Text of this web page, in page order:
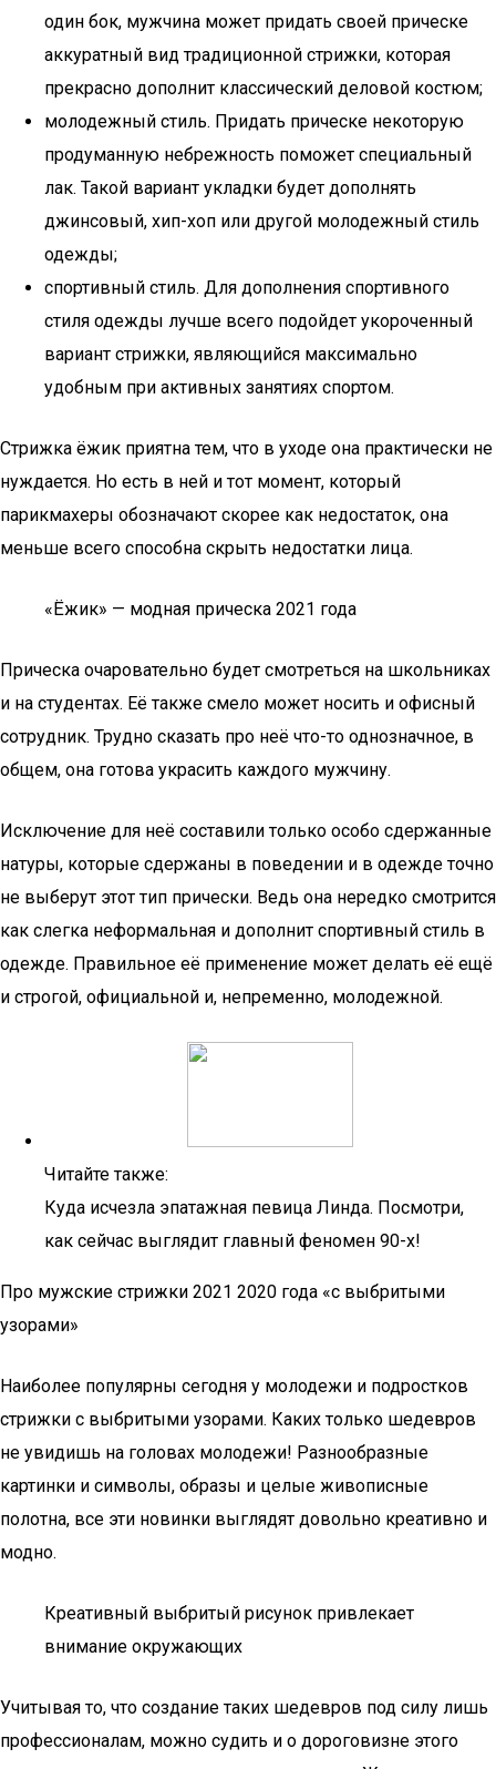
один бок, мужчина может придать своей прическе
аккуратный вид традиционной стрижки, которая
прекрасно дополнит классический деловой костюм;
молодежный стиль. Придать прическе некоторую
продуманную небрежность поможет специальный
лак. Такой вариант укладки будет дополнять
джинсовый, хип-хоп или другой молодежный стиль
одежды;
спортивный стиль. Для дополнения спортивного
стиля одежды лучше всего подойдет укороченный
вариант стрижки, являющийся максимально
удобным при активных занятиях спортом.
Стрижка ёжик приятна тем, что в уходе она практически не
нуждается. Но есть в ней и тот момент, который
парикмахеры обозначают скорее как недостаток, она
меньше всего способна скрыть недостатки лица.
«Ёжик» — модная прическа 2021 года
Прическа очаровательно будет смотреться на школьниках
и на студентах. Её также смело может носить и офисный
сотрудник. Трудно сказать про неё что-то однозначное, в
общем, она готова украсить каждого мужчину.
Исключение для неё составили только особо сдержанные
натуры, которые сдержаны в поведении и в одежде точно
не выберут этот тип прически. Ведь она нередко смотрится
как слегка неформальная и дополнит спортивный стиль в
одежде. Правильное её применение может делать её ещё
и строгой, официальной и, непременно, молодежной.
Читайте также:
Куда исчезла эпатажная певица Линда. Посмотри,
как сейчас выглядит главный феномен 90-х!
Про мужские стрижки 2021 2020 года «с выбритыми
узорами»
Наиболее популярны сегодня у молодежи и подростков
стрижки с выбритыми узорами. Каких только шедевров
не увидишь на головах молодежи! Разнообразные
картинки и символы, образы и целые живописные
полотна, все эти новинки выглядят довольно креативно и
модно.
Креативный выбритый рисунок привлекает
внимание окружающих
Учитывая то, что создание таких шедевров под силу лишь
профессионалам, можно судить и о дороговизне этого